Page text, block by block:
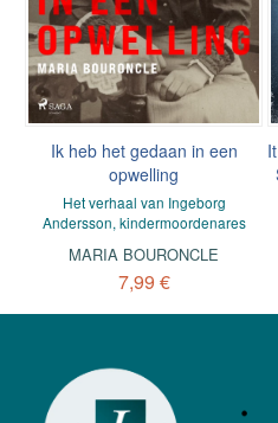
Ik heb het gedaan in een
opwelling
Het verhaal van Ingeborg
Andersson, kindermoordenares
MARIA BOURONCLE
7,99 €